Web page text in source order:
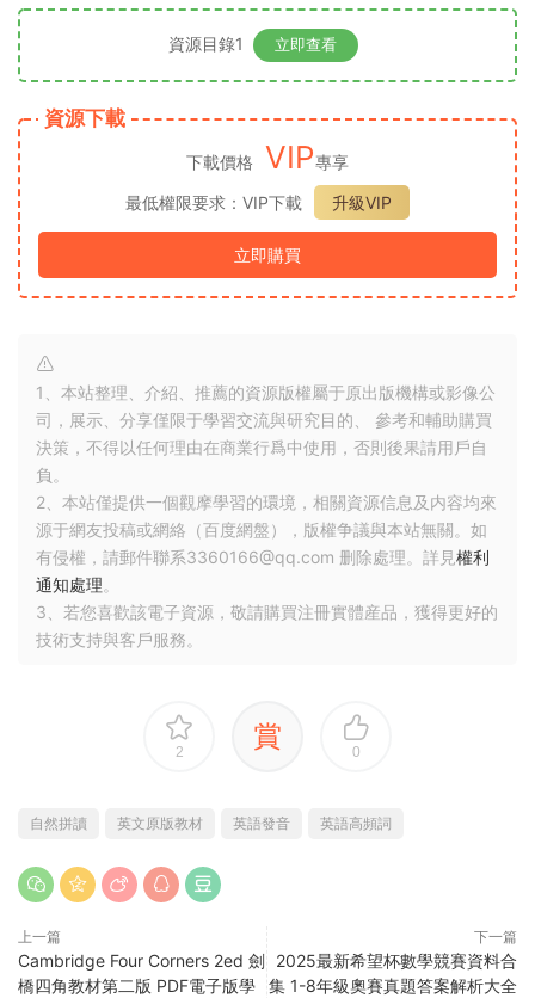
資源目錄1 立即查看
資源下載
下載價格 VIP專享
最低權限要求：VIP下載
升級VIP
立即購買
1、本站整理、介紹、推薦的資源版權屬于原出版機構或影像公
司，展示、分享僅限于學習交流與研究目的、 參考和輔助購買
決策，不得以任何理由在商業行爲中使用，否則後果請用戶自
負。
2、本站僅提供一個觀摩學習的環境，相關資源信息及内容均來
源于網友投稿或網絡（百度網盤），版權争議與本站無關。如
有侵權，請郵件聯系3360166@qq.com 删除處理。詳見權利
通知處理。
3、若您喜歡該電子資源，敬請購買注冊實體産品，獲得更好的
技術支持與客戶服務。
2 賞 0
自然拼讀 英文原版教材 英語發音 英語高頻詞
上一篇
Cambridge Four Corners 2ed 劍
橋四角教材第二版 PDF電子版學
下一篇
2025最新希望杯數學競賽資料合
集 1-8年級奧賽真題答案解析大全